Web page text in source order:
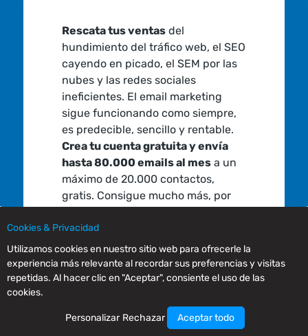
Rescata tus ventasdel
hundimiento del tráfico web, el SEO
cayendo en picado, el SEM por las
nubes y las redes sociales
ineficientes. El email marketing
sigue funcionando como siempre,
es predecible, sencillo y rentable.
Crea tu cuenta gratuita y envía
hasta 80.000 emails al mesa un
máximo de 20.000 contactos,
gratis. Consigue mucho más, por
Comienza ahora
¡Vende más, gana más, ahorra todo!
Cookies & Privacidad
Utilizamos cookies en nuestro sitio web para ofrecerle la
experiencia más relevante al recordar sus preferencias y visitas
repetidas. Al hacer clic en "Aceptar", consiente el uso de las
cookies.
Personalizar Rechazar Aceptar todo